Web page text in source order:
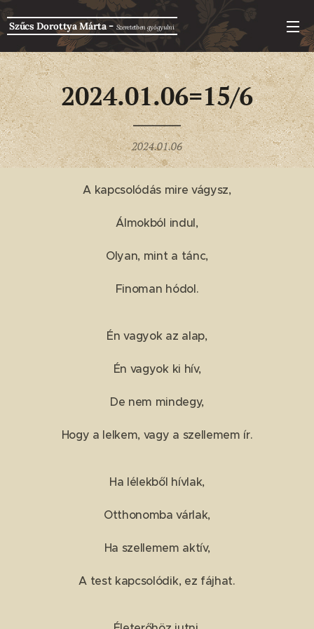
Szűcs Dorottya Márta-Szeretetben gyógyulni
2024.01.06=15/6
2024.01.06
A kapcsolódás mire vágysz,
Álmokból indul,
Olyan, mint a tánc,
Finoman hódol.
Én vagyok az alap,
Én vagyok ki hív,
De nem mindegy,
Hogy a lelkem, vagy a szellemem ír.
Ha lélekből hívlak,
Otthonomba várlak,
Ha szellemem aktív,
A test kapcsolódik, ez fájhat.